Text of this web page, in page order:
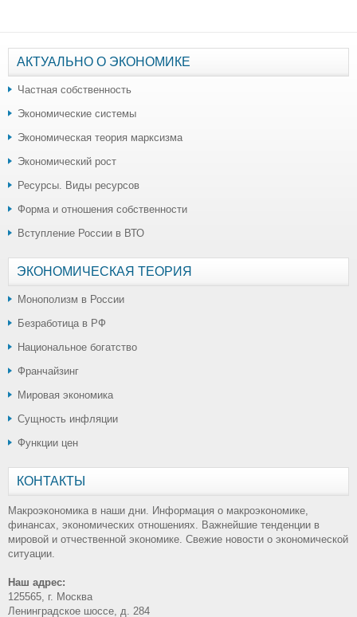
АКТУАЛЬНО О ЭКОНОМИКЕ
Частная собственность
Экономические системы
Экономическая теория марксизма
Экономический рост
Ресурсы. Виды ресурсов
Форма и отношения собственности
Вступление России в ВТО
ЭКОНОМИЧЕСКАЯ ТЕОРИЯ
Монополизм в России
Безработица в РФ
Национальное богатство
Франчайзинг
Мировая экономика
Сущность инфляции
Функции цен
КОНТАКТЫ
Макроэкономика в наши дни. Информация о макроэкономике,
финансах, экономических отношениях. Важнейшие тенденции в
мировой и отчественной экономике. Свежие новости о экономической
ситуации.
Наш адрес:
125565, г. Москва
Ленинградское шоссе, д. 284